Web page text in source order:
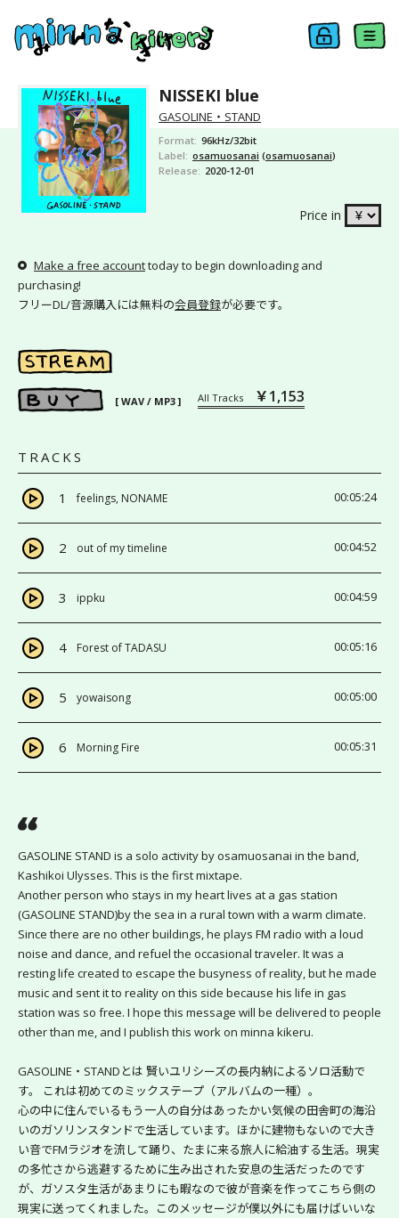
NISSEKI blue
GASOLINE・STAND
Format 96kHz/32bit
Label osamuosanai (osamuosanai)
Release 2020-12-01
Price in
Make a free accounttoday to begin downloading and
purchasing!
フリーDL/音源購入には無料の会員登録が必要です。
[ WAV / MP3 ] All Tracks ￥1,153
TRACKS
1 feelings, NONAME 00:05:24
2 out of my timeline 00:04:52
3 ippku 00:04:59
4 Forest of TADASU 00:05:16
5 yowaisong 00:05:00
6 Morning Fire 00:05:31
GASOLINE STAND is a solo activity by osamuosanai in the band,
Kashikoi Ulysses. This is the first mixtape.
Another person who stays in my heart lives at a gas station
(GASOLINE STAND)by the sea in a rural town with a warm climate.
Since there are no other buildings, he plays FM radio with a loud
noise and dance, and refuel the occasional traveler. It was a
resting life created to escape the busyness of reality, but he made
music and sent it to reality on this side because his life in gas
station was so free. I hope this message will be delivered to people
other than me, and I publish this work on minna kikeru.
GASOLINE・STANDとは 賢いユリシーズの長内納によるソロ活動で
す。 これは初めてのミックステープ（アルバムの一種）。
心の中に住んでいるもう一人の自分はあったかい気候の田舎町の海沿
いのガソリンスタンドで生活しています。ほかに建物もないので大き
い音でFMラジオを流して踊り、たまに来る旅人に給油する生活。現実
の多忙さから逃避するために生み出された安息の生活だったのです
が、ガソスタ生活があまりにも暇なので彼が音楽を作ってこちら側の
現実に送ってくれました。このメッセージが僕以外にも届けばいいな